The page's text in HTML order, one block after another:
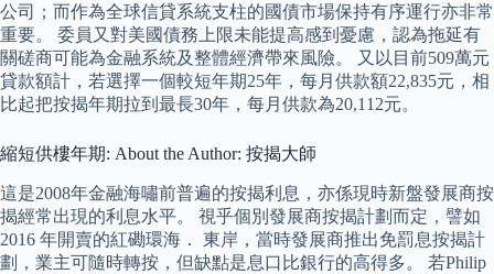
公司；而作為全球信貸系統支柱的國債市場保持有序運行亦非常
重要。 委員又對美國債務上限未能提高感到憂慮，認為拖延有
關磋商可能為金融系統及整體經濟帶來風險。 又以目前509萬元
貸款額計，若選擇一個較短年期25年，每月供款額22,835元，相
比起把按揭年期拉到最長30年，每月供款為20,112元。
縮短供樓年期: About the Author: 按揭大師
這是2008年金融海嘯前普遍的按揭利息，亦係現時新盤發展商按
揭經常出現的利息水平。 視乎個別發展商按揭計劃而定，譬如
2016 年開賣的紅磡環海． 東岸，當時發展商推出免罰息按揭計
劃，業主可隨時轉按，但缺點是息口比銀行的高得多。 若Philip